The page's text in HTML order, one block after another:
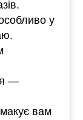
у
—
вам